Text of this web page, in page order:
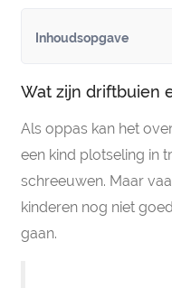
Inhoudsopgave
Wat zijn driftbuien
Als oppas kan het
een kind plotseling in
schreeuwen. Maar
kinderen nog niet
gaan.